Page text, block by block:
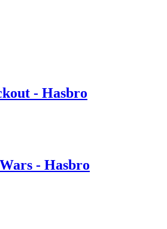
- Hasbro
- Hasbro